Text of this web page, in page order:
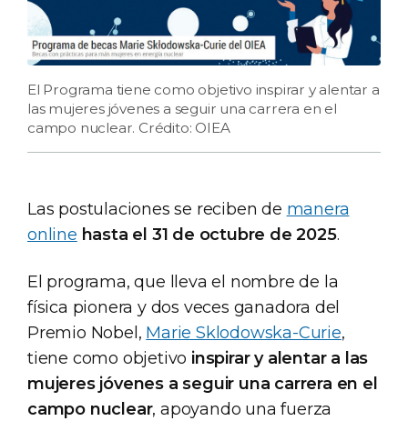
El Programa tiene como objetivo inspirar y alentar a
las mujeres jóvenes a seguir una carrera en el
campo nuclear. Crédito: OIEA
Las postulaciones se reciben de manera
online hasta el 31 de octubre de 2025.
El programa, que lleva el nombre de la
física pionera y dos veces ganadora del
Premio Nobel, Marie Sklodowska-Curie,
tiene como objetivo inspirar y alentar a las
mujeres jóvenes a seguir una carrera en el
campo nuclear, apoyando una fuerza